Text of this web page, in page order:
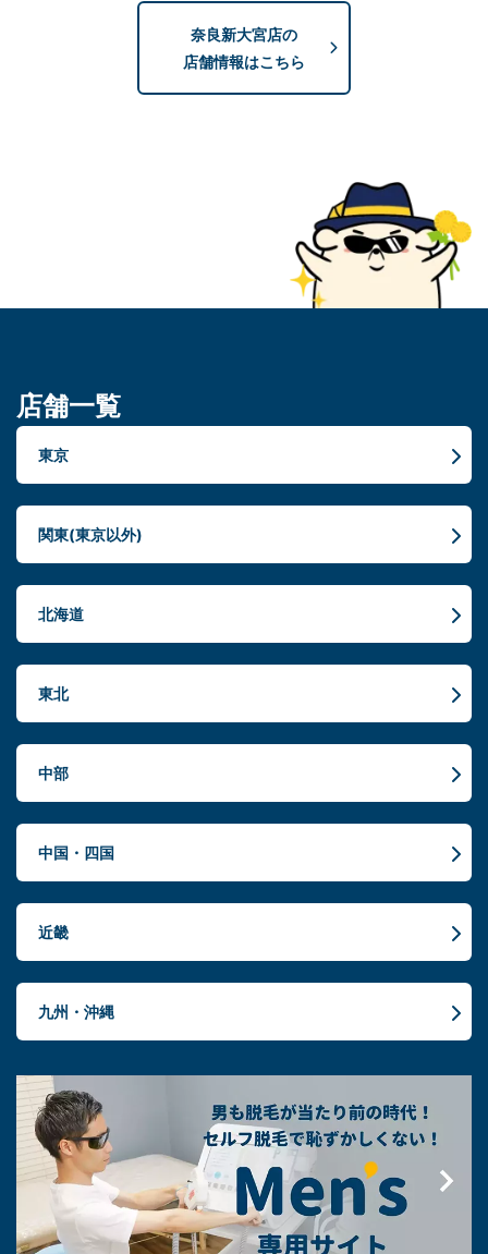
奈良新大宮店の
店舗情報はこちら
店舗一覧
東京
関東(東京以外)
北海道
東北
中部
中国・四国
近畿
九州・沖縄